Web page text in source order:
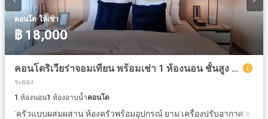
คอนโด·ให้เช่า
฿ 18,000
คอนโดริเวียร่าจอมเทียน พร้อมเช่า 1 ห้องนอน ชั้นสูง วิวดี
ระยอง
1 ห้องนอน1 ห้องอาบน้ำคอนโด
·ครัวแบบผสมผสาน·ห้องครัวพร้อมอุปกรณ์·ยาม·เครื่องปรับอากาศ·จากุซ